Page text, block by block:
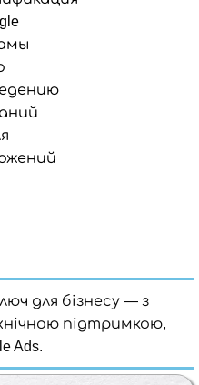
для бізнесу — з
підтримкою,
Ads.